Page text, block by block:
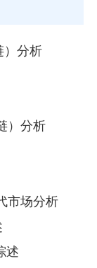
）分析
）分析
市场分析
述